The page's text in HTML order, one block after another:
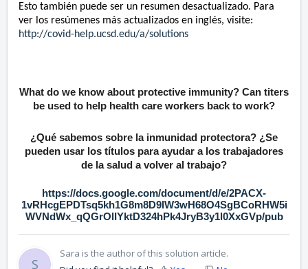
Esto también puede ser un resumen desactualizado. Para
ver los resúmenes más actualizados en inglés, visite:
http://covid-help.ucsd.edu/a/solutions
What do we know about protective immunity? Can titers
be used to help health care workers back to work?
¿Qué sabemos sobre la inmunidad protectora? ¿Se
pueden usar los títulos para ayudar a los trabajadores
de la salud a volver al trabajo?
https://docs.google.com/document/d/e/2PACX-
1vRHcgEPDTsq5kh1G8m8D9lW3wH68O4SgBCoRHW5i
WVNdWx_qQGrOlIYktD324hPk4JryB3y1l0XxGVp/pub
S
Sara is the author of this solution article.